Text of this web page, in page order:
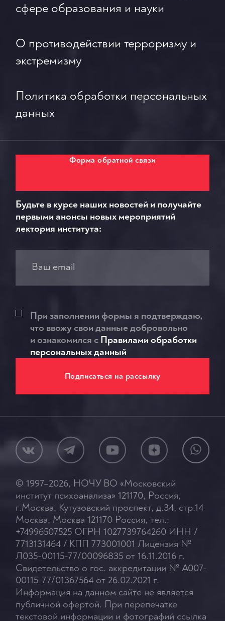
сфере образования и науки
О противодействии терроризму и
экстремизму
Политика обработки персональных
данных
Форма обратной связи
Будьте в курсе наших новостей и получайте
первыми анонсы новых мероприятий
лектория института:
При заполнении формы я подтверждаю,
что ввожу свои данные добровольно
и ознакомился c Правилами обработки
персональных данный
© 1997–2026, НОЧУ ВО «Московский
институт психоанализа» 121170, Россия,
г.Москва, Кутузовский проспект, д.34, стр.14
Москва, Москва 121170 Россия, тел.:
+74996507525 ОГРН 1027739764260 ИНН /
7713131464 / КПП 773001001 Лицензия №
Л035-00115-77/00096835 от 16.11.2016 г.
Свидетельство о гос. аккредитации № А007-
00115-77/01367564 от 26.02.2021 г.
Информация на данном сайте не является
публичной офертой. При перепечатке
текстовой информации и фотографий ссылка